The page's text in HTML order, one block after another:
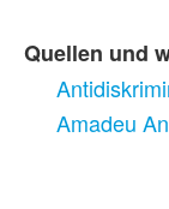
Quellen und
Amadeu